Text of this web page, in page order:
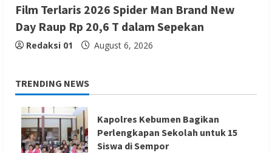
Film Terlaris 2026 Spider Man Brand New
Day Raup Rp 20,6 T dalam Sepekan
Redaksi 01 August 6, 2026
TRENDING NEWS
Kapolres Kebumen Bagikan
Perlengkapan Sekolah untuk 15
Siswa di Sempor